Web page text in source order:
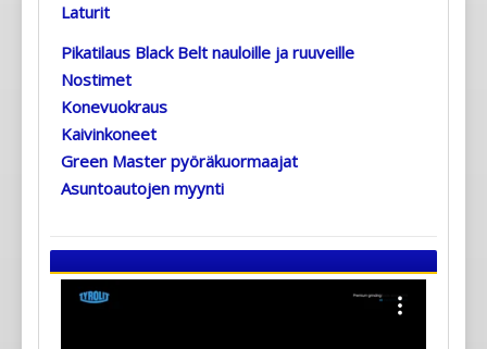
Laturit
Pikatilaus Black Belt nauloille ja ruuveille
Nostimet
Konevuokraus
Kaivinkoneet
Green Master pyöräkuormaajat
Asuntoautojen myynti